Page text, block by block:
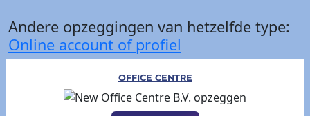
Andere opzeggingen van hetzelfde type:
Online account of profiel
OFFICE CENTRE